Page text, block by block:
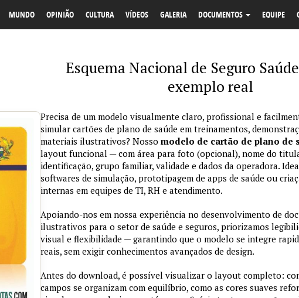
MUNDO OPINIÃO CULTURA VÍDEOS GALERIA DOCUMENTOS EQUIPE
Esquema Nacional de Seguro
exemplo real
Precisa de um modelo visualmente claro, profissional e
simular cartões de plano de saúde em treinamentos,
materiais ilustrativos? Nosso modelo de cartão de plano de
layout funcional — com área para foto (opcional), nome do
identificação, grupo familiar, validade e dados da operadora.
softwares de simulação, prototipagem de apps de saúde ou
internas em equipes de TI, RH e atendimento.
Apoiando-nos em nossa experiência no desenvolvimento de
ilustrativos para o setor de saúde e seguros, priorizamos
visual e flexibilidade — garantindo que o modelo se integre
reais, sem exigir conhecimentos avançados de design.
Antes do download, é possível visualizar o layout completo:
campos se organizam com equilíbrio, como as cores suaves